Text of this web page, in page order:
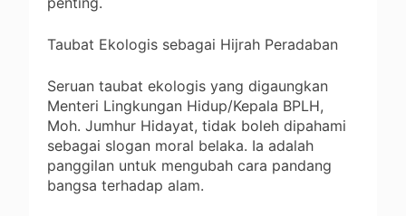
Taubat Ekologis sebagai Hijrah Peradaban
Seruan taubat ekologis yang digaungkan
Menteri Lingkungan Hidup/Kepala BPLH,
Moh. Jumhur Hidayat, tidak boleh dipahami
sebagai slogan moral belaka. Ia adalah
panggilan untuk mengubah cara pandang
bangsa terhadap alam.